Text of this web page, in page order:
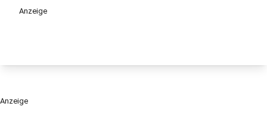
Anzeige
Anzeige